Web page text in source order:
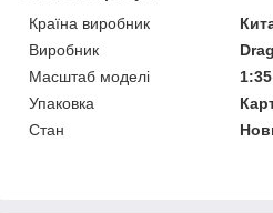
Країна виробник
Виробник
Масштаб моделі
1:35
Упаковка
Стан